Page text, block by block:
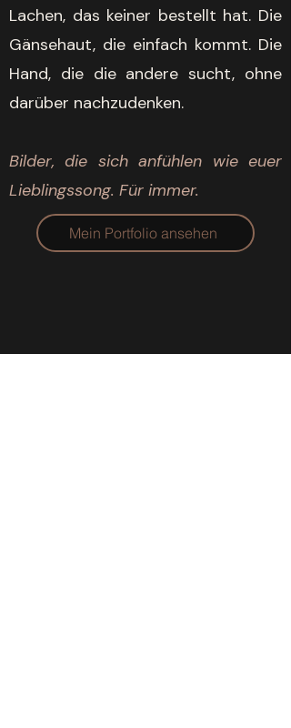
Lachen, das keiner bestellt hat. Die
Gänsehaut, die einfach kommt. Die
Hand, die die andere sucht, ohne
darüber nachzudenken.
Bilder, die sich anfühlen wie euer
Lieblingssong. Für immer.
Mein Portfolio ansehen